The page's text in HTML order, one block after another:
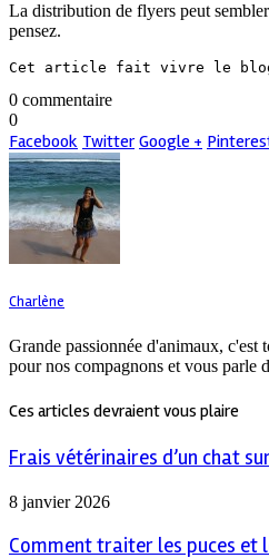
La distribution de flyers peut
pensez.
Cet article fait vivre le
0 commentaire
0
Facebook Twitter Google +
Charlène
Grande passionnée d'animaux, c'est
pour nos compagnons et vous parle
Ces articles devraient vous plaire
Frais vétérinaires d’un chat
8 janvier 2026
Comment traiter les puces et